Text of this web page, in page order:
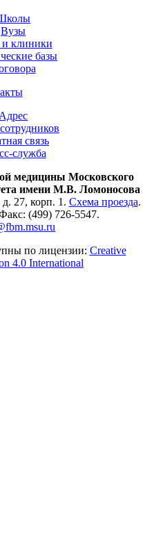
Вузы
клиники
базы
Адрес
связь
служба
медицины Московского
имени М.В. Ломоносова
27, корп. 1. Схема проезда.
(499) 726-5547.
по лицензии: Creative
4.0 International